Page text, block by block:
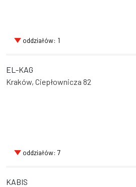
oddziałów: 1
EL-KAG
Kraków, Ciepłownicza 82
oddziałów: 7
KABIS